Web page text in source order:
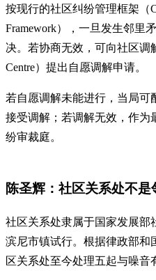
按现行的社区纠纷管理框架（
Framework），一旦发生邻里
决。若协商无效，可向社区调
Centre）提出自愿调解申请。
若自愿调解未能进行，当局可
接受调解；若调解无效，作为
纷审裁庭。
陈圣辉：社区关系处不
社区关系处隶属于国家发展部
滨尼市镇试行。根据律政部和
区关系处至今处理五起与噪音